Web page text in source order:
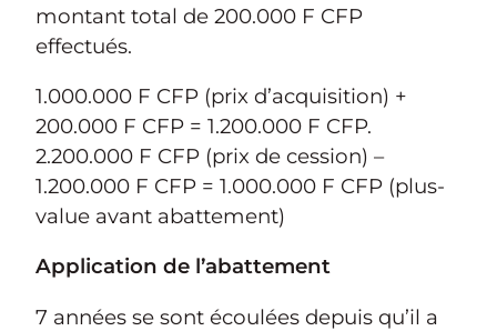
montant total de 200.000 F CFP
effectués.
1.000.000 F CFP (prix d’acquisition) +
200.000 F CFP = 1.200.000 F CFP.
2.200.000 F CFP (prix de cession) –
1.200.000 F CFP = 1.000.000 F CFP (plus-
value avant abattement)
Application de l’abattement
7 années se sont écoulées depuis qu’il a